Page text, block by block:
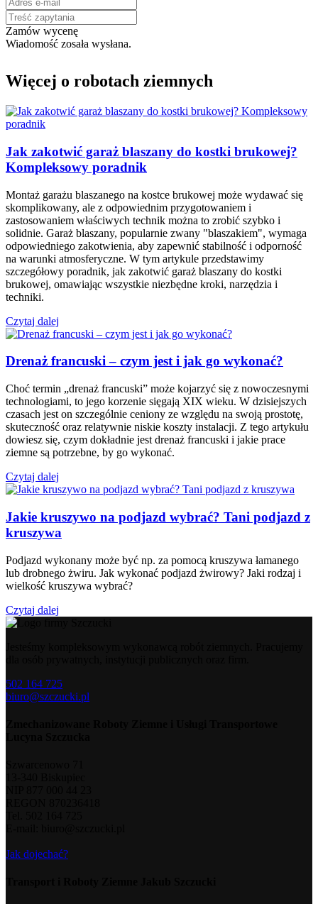
Zamów wycenę
Wiadomość zosała wysłana.
Więcej o robotach ziemnych
Jak zakotwić garaż blaszany do kostki brukowej?
Kompleksowy poradnik
Montaż garażu blaszanego na kostce brukowej może wydawać się
skomplikowany, ale z odpowiednim przygotowaniem i
zastosowaniem właściwych technik można to zrobić szybko i
solidnie. Garaż blaszany, popularnie zwany "blaszakiem", wymaga
odpowiedniego zakotwienia, aby zapewnić stabilność i odporność
na warunki atmosferyczne. W tym artykule przedstawimy
szczegółowy poradnik, jak zakotwić garaż blaszany do kostki
brukowej, omawiając wszystkie niezbędne kroki, narzędzia i
techniki.
Czytaj dalej
Drenaż francuski – czym jest i jak go wykonać?
Choć termin „drenaż francuski” może kojarzyć się z nowoczesnymi
technologiami, to jego korzenie sięgają XIX wieku. W dzisiejszych
czasach jest on szczególnie ceniony ze względu na swoją prostotę,
skuteczność oraz relatywnie niskie koszty instalacji. Z tego artykułu
dowiesz się, czym dokładnie jest drenaż francuski i jakie prace
ziemne są potrzebne, by go wykonać.
Czytaj dalej
Jakie kruszywo na podjazd wybrać? Tani podjazd z
kruszywa
Podjazd wykonany może być np. za pomocą kruszywa łamanego
lub drobnego żwiru. Jak wykonać podjazd żwirowy? Jaki rodzaj i
wielkość kruszywa wybrać?
Czytaj dalej
502 164 725
biuro@szczucki.pl
Jak dojechać?